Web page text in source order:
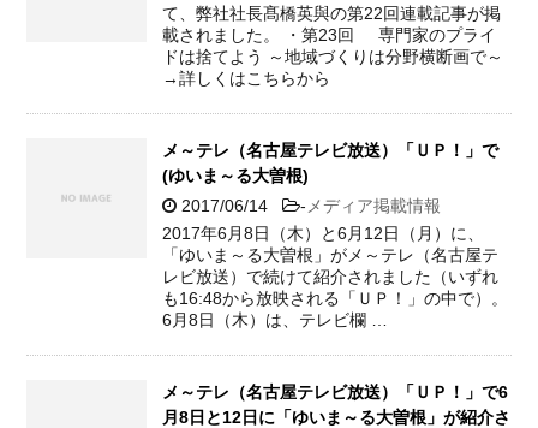
て、弊社社長髙橋英與の第22回連載記事が掲
載されました。 ・第23回 専門家のプライ
ドは捨てよう ～地域づくりは分野横断画で～
→詳しくはこちらから
メ～テレ（名古屋テレビ放送）「ＵＰ！」で
(ゆいま～る大曽根)
2017/06/14
- メディア掲載情報
2017年6月8日（木）と6月12日（月）に、
「ゆいま～る大曽根」がメ～テレ（名古屋テ
レビ放送）で続けて紹介されました（いずれ
も16:48から放映される「ＵＰ！」の中で）。
6月8日（木）は、テレビ欄 …
メ～テレ（名古屋テレビ放送）「ＵＰ！」で6
月8日と12日に「ゆいま～る大曽根」が紹介さ